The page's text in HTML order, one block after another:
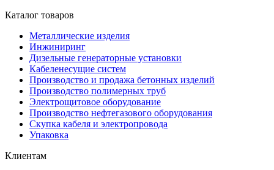
Каталог товаров
Металлические изделия
Инжиниринг
Дизельные генераторные установки
Кабеленесущие систем
Производство и продажа бетонных изделий
Производство полимерных труб
Электрощитовое оборудование
Производство нефтегазового оборудования
Скупка кабеля и электропровода
Упаковка
Клиентам